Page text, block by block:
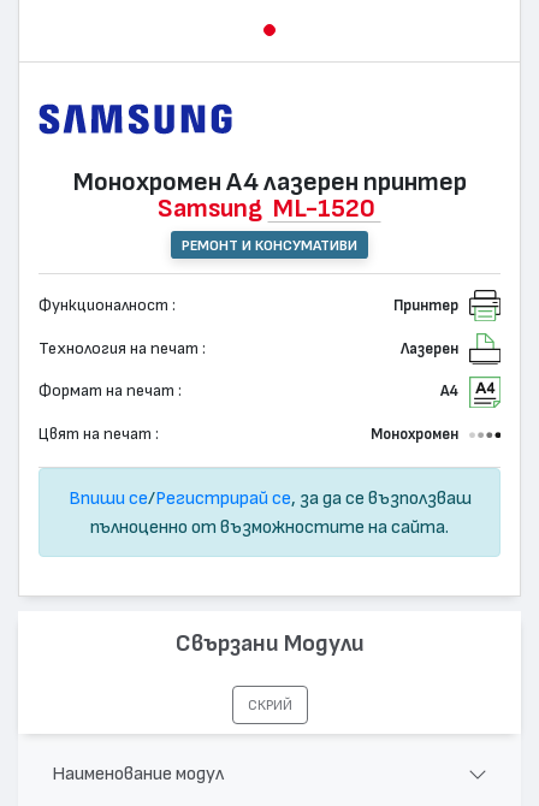
Монохромен А4 лазерен принтер
Samsung ML-1520
РЕМОНТ И КОНСУМАТИВИ
Функционалност : Принтер
Технология на печат : Лазерен
Формат на печат : А4
Цвят на печат : Монохромен
Впиши се/Регистрирай се, за да се възползваш
пълноценно от възможностите на сайта.
Свързани Модули
СКРИЙ
Наименование модул